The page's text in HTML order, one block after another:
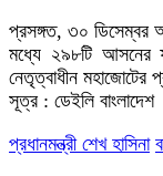
প্রসঙ্গত, ৩০ ডিসেম্বর
মধ্যে ২৯৮টি আসনের
নেতৃত্বাধীন মহাজোটের
সূত্র : ডেইলি বাংলাদেশ
প্রধানমন্ত্রী শেখ হাসিনা